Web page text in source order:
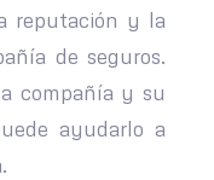
reputación y la
de seguros.
compañía y su
ayudarlo a